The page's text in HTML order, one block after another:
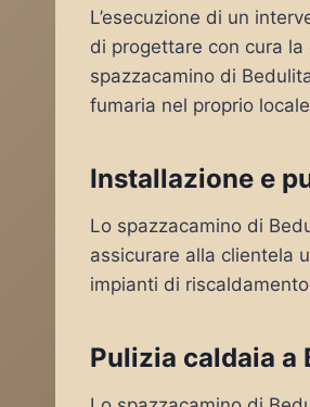
L’esecuzione di un
di progettare con cura
spazzacamino di
fumaria nel proprio
Installazione e
Lo spazzacamino di
assicurare alla clientela
impianti di
Pulizia caldaia a